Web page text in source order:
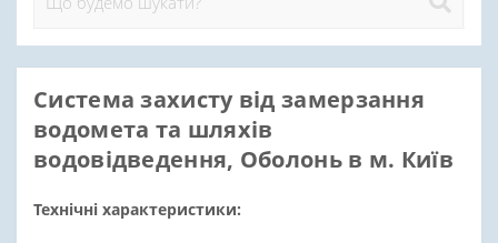
Система захисту від замерзання
водомета та шляхів
водовідведення, Оболонь в м. Київ
Технічні характеристики: